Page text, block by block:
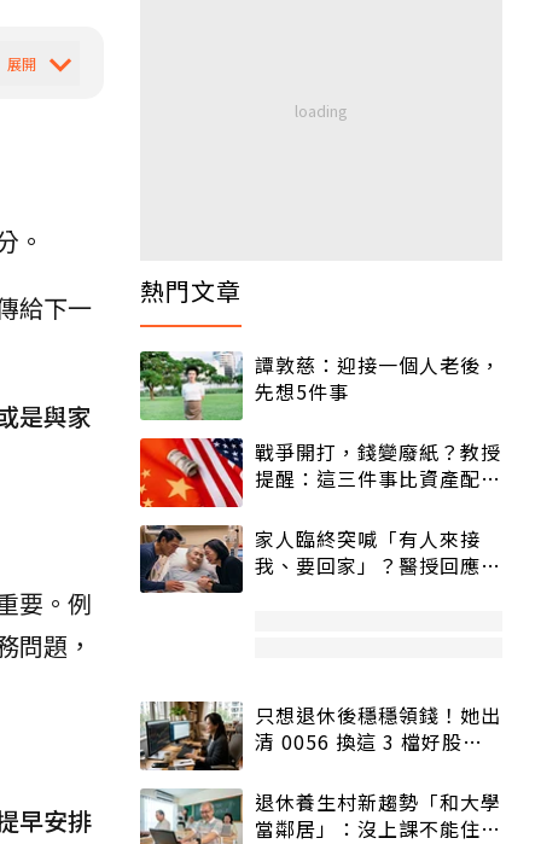
。
給下一
是與家
要。例
問題，
早安排
熱門文章
譚敦慈：迎接一個人老後，
先想5件事
戰爭開打，錢變廢紙？教授
提醒：這三件事比資產配置
家人臨終突喊「有人來接
我、要回家」？醫授回應方
只想退休後穩穩領錢！她出
清 0056 換這 3 檔好股：
退休養生村新趨勢「和大學
當鄰居」：沒上課不能住、